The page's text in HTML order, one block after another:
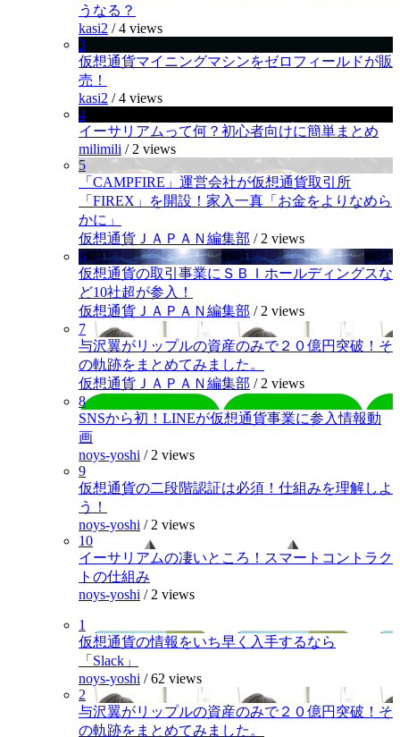
うなる？
kasi2 /4 views
3
仮想通貨マイニングマシンをゼロフィールドが販
売！
kasi2 /4 views
4
イーサリアムって何？初心者向けに簡単まとめ
milimili / 2 views
5
「CAMPFIRE」運営会社が仮想通貨取引所
「FIREX」を開設！家入一真「お金をよりなめら
かに」
仮想通貨ＪＡＰＡＮ編集部 / 2 views
6
仮想通貨の取引事業にＳＢＩホールディングスな
ど10社超が参入！
仮想通貨ＪＡＰＡＮ編集部 / 2 views
7
与沢翼がリップルの資産のみで２０億円突破！そ
の軌跡をまとめてみました。
仮想通貨ＪＡＰＡＮ編集部 / 2 views
8
SNSから初！LINEが仮想通貨事業に参入情報動
画
noys-yoshi / 2 views
9
仮想通貨の二段階認証は必須！仕組みを理解しよ
う！
noys-yoshi / 2 views
10
イーサリアムの凄いところ！スマートコントラク
トの仕組み
noys-yoshi / 2 views
1
仮想通貨の情報をいち早く入手するなら
「Slack」
noys-yoshi /62 views
2
与沢翼がリップルの資産のみで２０億円突破！そ
の軌跡をまとめてみました。